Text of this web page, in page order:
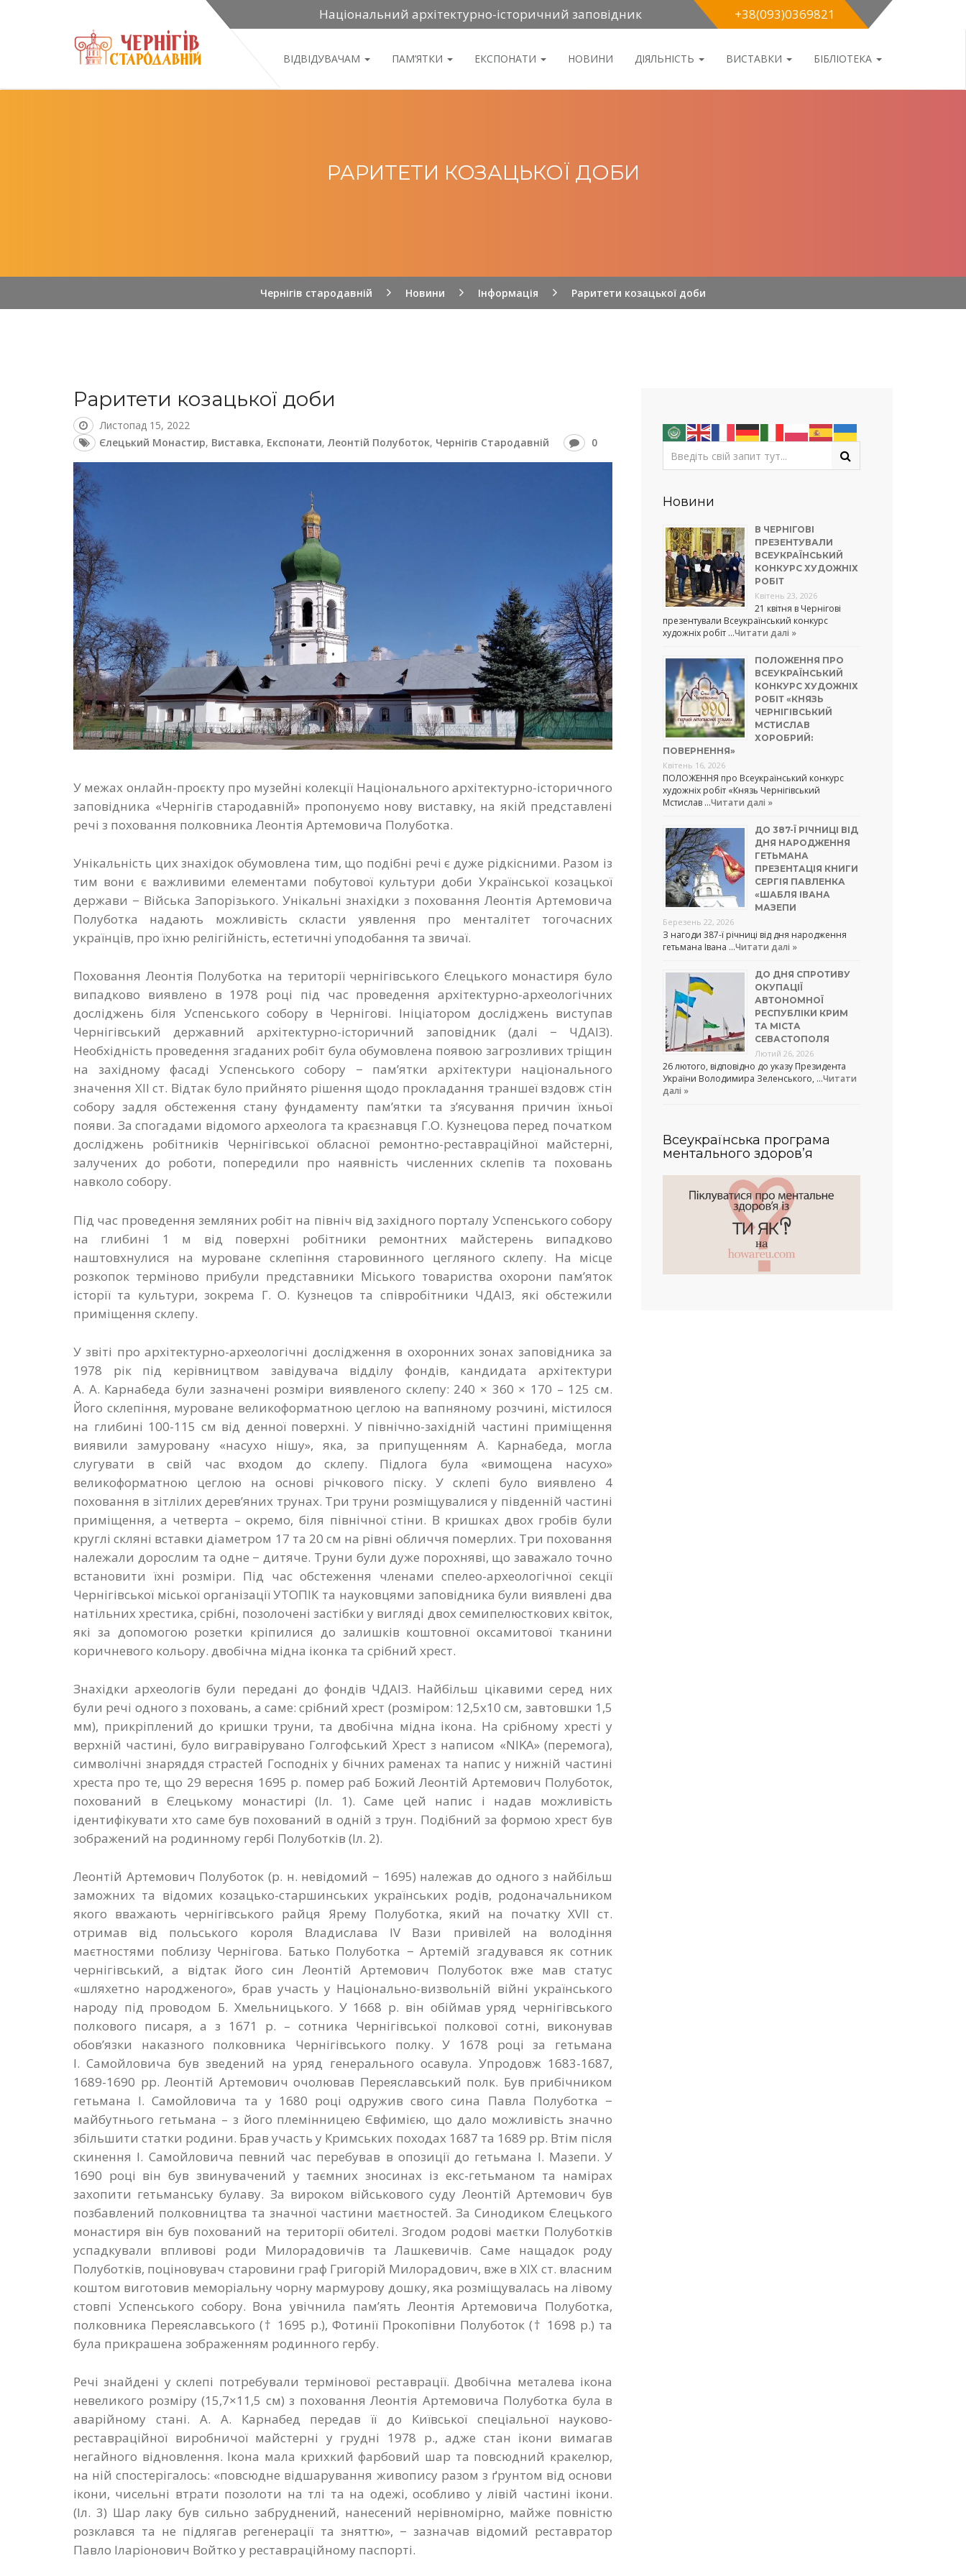
Національний архітектурно-історичний заповідник +38(093)0369821
ВІДВІДУВАЧАМ ПАМ’ЯТКИ ЕКСПОНАТИ НОВИНИ ДІЯЛЬНІСТЬ ВИСТАВКИ БІБЛІОТЕКА
РАРИТЕТИ КОЗАЦЬКОЇ ДОБИ
Чернігів стародавній Новини Інформація Раритети козацької доби
Раритети козацької доби
Листопад 15, 2022
Єлецький Монастир, Виставка, Експонати, Леонтій Полуботок, Чернігів Стародавній 0
У межах онлайн-проєкту про музейні колекції Національного архітектурно-історичного
заповідника «Чернігів стародавній» пропонуємо нову виставку, на якій представлені
речі з поховання полковника Леонтія Артемовича Полуботка.
Унікальність цих знахідок обумовлена тим, що подібні речі є дуже рідкісними. Разом із
тим вони є важливими елементами побутової культури доби Української козацької
держави − Війська Запорізького. Унікальні знахідки з поховання Леонтія Артемовича
Полуботка надають можливість скласти уявлення про менталітет тогочасних
українців, про їхню релігійність, естетичні уподобання та звичаї.
Поховання Леонтія Полуботка на території чернігівського Єлецького монастиря було
випадково виявлено в 1978 році під час проведення архітектурно-археологічних
досліджень біля Успенського собору в Чернігові. Ініціатором досліджень виступав
Чернігівський державний архітектурно-історичний заповідник (далі − ЧДАІЗ).
Необхідність проведення згаданих робіт була обумовлена появою загрозливих тріщин
на західному фасаді Успенського собору − пам’ятки архітектури національного
значення ХІІ ст. Відтак було прийнято рішення щодо прокладання траншеї вздовж стін
собору задля обстеження стану фундаменту пам’ятки та з’ясування причин їхньої
появи. За спогадами відомого археолога та краєзнавця Г.О. Кузнецова перед початком
досліджень робітників Чернігівської обласної ремонтно-реставраційної майстерні,
залучених до роботи, попередили про наявність численних склепів та поховань
навколо собору.
Під час проведення земляних робіт на північ від західного порталу Успенського собору
на глибині 1 м від поверхні робітники ремонтних майстерень випадково
наштовхнулися на муроване склепіння старовинного цегляного склепу. На місце
розкопок терміново прибули представники Міського товариства охорони пам’яток
історії та культури, зокрема Г. О. Кузнецов та співробітники ЧДАІЗ, які обстежили
приміщення склепу.
У звіті про архітектурно-археологічні дослідження в охоронних зонах заповідника за
1978 рік під керівництвом завідувача відділу фондів, кандидата архітектури
А. А. Карнабеда були зазначені розміри виявленого склепу: 240 × 360 × 170 – 125 см.
Його склепіння, муроване великоформатною цеглою на вапняному розчині, містилося
на глибині 100-115 см від денної поверхні. У північно-західній частині приміщення
виявили замуровану «насухо нішу», яка, за припущенням А. Карнабеда, могла
слугувати в свій час входом до склепу. Підлога була «вимощена насухо»
великоформатною цеглою на основі річкового піску. У склепі було виявлено 4
поховання в зітлілих дерев’яних трунах. Три труни розміщувалися у південній частині
приміщення, а четверта – окремо, біля північної стіни. В кришках двох гробів були
круглі скляні вставки діаметром 17 та 20 см на рівні обличчя померлих. Три поховання
належали дорослим та одне − дитяче. Труни були дуже порохняві, що заважало точно
встановити їхні розміри. Під час обстеження членами спелео-археологічної секції
Чернігівської міської організації УТОПІК та науковцями заповідника були виявлені два
натільних хрестика, срібні, позолочені застібки у вигляді двох семипелюсткових квіток,
які за допомогою розетки кріпилися до залишків коштовної оксамитової тканини
коричневого кольору. двобічна мідна іконка та срібний хрест.
Знахідки археологів були передані до фондів ЧДАІЗ. Найбільш цікавими серед них
були речі одного з поховань, а саме: срібний хрест (розміром: 12,5х10 см, завтовшки 1,5
мм), прикріплений до кришки труни, та двобічна мідна ікона. На срібному хресті у
верхній частині, було вигравірувано Голгофський Хрест з написом «NIKA» (перемога),
символічні знаряддя страстей Господніх у бічних раменах та напис у нижній частині
хреста про те, що 29 вересня 1695 р. помер раб Божий Леонтій Артемович Полуботок,
похований в Єлецькому монастирі (Іл. 1). Саме цей напис і надав можливість
ідентифікувати хто саме був похований в одній з трун. Подібний за формою хрест був
зображений на родинному гербі Полуботків (Іл. 2).
Леонтій Артемович Полуботок (р. н. невідомий − 1695) належав до одного з найбільш
заможних та відомих козацько-старшинських українських родів, родоначальником
якого вважають чернігівського райця Ярему Полуботка, який на початку ХVII ст.
отримав від польського короля Владислава IV Вази привілей на володіння
маєтностями поблизу Чернігова. Батько Полуботка − Артемій згадувався як сотник
чернігівський, а відтак його син Леонтій Артемович Полуботок вже мав статус
«шляхетно народженого», брав участь у Національно-визвольній війні українського
народу під проводом Б. Хмельницького. У 1668 р. він обіймав уряд чернігівського
полкового писаря, а з 1671 р. – сотника Чернігівської полкової сотні, виконував
обов’язки наказного полковника Чернігівського полку. У 1678 році за гетьмана
І. Самойловича був зведений на уряд генерального осавула. Упродовж 1683-1687,
1689-1690 рр. Леонтій Артемович очолював Переяславський полк. Був прибічником
гетьмана І. Самойловича та у 1680 році одружив свого сина Павла Полуботка −
майбутнього гетьмана – з його племінницею Євфимією, що дало можливість значно
збільшити статки родини. Брав участь у Кримських походах 1687 та 1689 рр. Втім після
скинення І. Самойловича певний час перебував в опозиції до гетьмана І. Мазепи. У
1690 році він був звинувачений у таємних зносинах із екс-гетьманом та намірах
захопити гетьманську булаву. За вироком військового суду Леонтій Артемович був
позбавлений полковництва та значної частини маєтностей. За Синодиком Єлецького
монастиря він був похований на території обителі. Згодом родові маєтки Полуботків
успадкували впливові роди Милорадовичів та Лашкевичів. Саме нащадок роду
Полуботків, поціновувач старовини граф Григорій Милорадович, вже в ХІХ ст. власним
коштом виготовив меморіальну чорну мармурову дошку, яка розміщувалась на лівому
стовпі Успенського собору. Вона увічнила пам’ять Леонтія Артемовича Полуботка,
полковника Переяславського († 1695 р.), Фотинії Прокопівни Полуботок († 1698 р.) та
була прикрашена зображенням родинного гербу.
Речі знайдені у склепі потребували термінової реставрації. Двобічна металева ікона
невеликого розміру (15,7×11,5 см) з поховання Леонтія Артемовича Полуботка була в
аварійному стані. А. А. Карнабед передав її до Київської спеціальної науково-
реставраційної виробничої майстерні у грудні 1978 р., адже стан ікони вимагав
негайного відновлення. Ікона мала крихкий фарбовий шар та повсюдний кракелюр,
на ній спостерігалось: «повсюдне відшарування живопису разом з ґрунтом від основи
ікони, чисельні втрати позолоти на тлі та на одежі, особливо у лівій частині ікони.
(Іл. 3) Шар лаку був сильно забруднений, нанесений нерівномірно, майже повністю
розклався та не підлягав регенерації та зняттю», − зазначав відомий реставратор
Павло Іларіонович Войтко у реставраційному паспорті.
Новини
В ЧЕРНІГОВІ
ПРЕЗЕНТУВАЛИ
ВСЕУКРАЇНСЬКИЙ
КОНКУРС ХУДОЖНІХ
РОБІТ
Квітень 23, 2026
21 квітня в Чернігові
презентували Всеукраїнський конкурс
художніх робіт …Читати далі »
ПОЛОЖЕННЯ ПРО
ВСЕУКРАЇНСЬКИЙ
КОНКУРС ХУДОЖНІХ
РОБІТ «КНЯЗЬ
ЧЕРНІГІВСЬКИЙ
МСТИСЛАВ
ХОРОБРИЙ:
ПОВЕРНЕННЯ»
Квітень 16, 2026
ПОЛОЖЕННЯ про Всеукраїнський конкурс
художніх робіт «Князь Чернігівський
Мстислав …Читати далі »
ДО 387-Ї РІЧНИЦІ ВІД
ДНЯ НАРОДЖЕННЯ
ГЕТЬМАНА
ПРЕЗЕНТАЦІЯ КНИГИ
СЕРГІЯ ПАВЛЕНКА
«ШАБЛЯ ІВАНА
МАЗЕПИ
Березень 22, 2026
З нагоди 387-ї річниці від дня народження
гетьмана Івана …Читати далі »
ДО ДНЯ СПРОТИВУ
ОКУПАЦІЇ
АВТОНОМНОЇ
РЕСПУБЛІКИ КРИМ
ТА МІСТА
СЕВАСТОПОЛЯ
Лютий 26, 2026
26 лютого, відповідно до указу Президента
України Володимира Зеленського, …Читати
далі »
Всеукраїнська програма
ментального здоров’я